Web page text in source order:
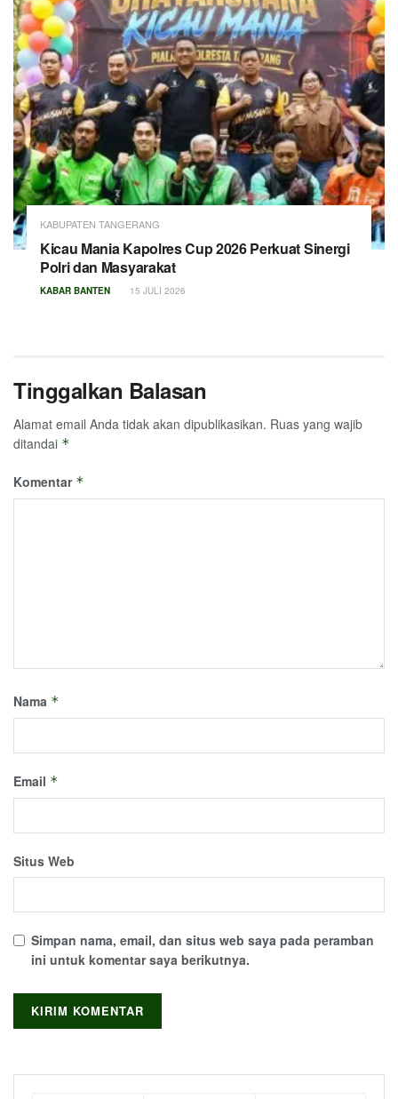
KABUPATEN TANGERANG
Kicau Mania Kapolres Cup 2026 Perkuat Sinergi
Polri dan Masyarakat
KABAR BANTEN 15 JULI 2026
Tinggalkan Balasan
Alamat email Anda tidak akan dipublikasikan. Ruas yang wajib
ditandai *
Komentar *
Nama *
Email *
Situs Web
Simpan nama, email, dan situs web saya pada peramban
ini untuk komentar saya berikutnya.